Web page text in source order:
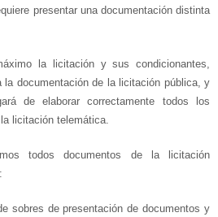
presentar una documentación distinta
la licitación y sus condicionantes,
la documentación de la licitación pública, y
de elaborar correctamente todos los
licitación telemática.
todos documentos de la licitación
sobres de presentación de documentos y